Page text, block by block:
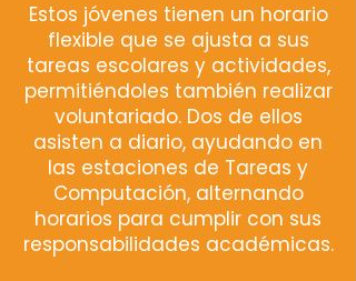
Estos jóvenes tienen un horario
flexible que se ajusta a sus
tareas escolares y actividades,
permitiéndoles también realizar
voluntariado. Dos de ellos
asisten a diario, ayudando en
las estaciones de Tareas y
Computación, alternando
horarios para cumplir con sus
responsabilidades académicas.